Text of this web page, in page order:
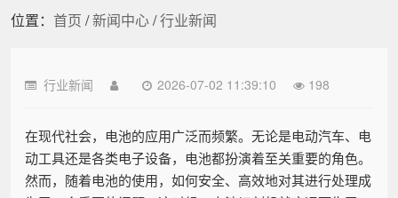
位置： 首页 /新闻中心/行业新闻
行业新闻 2026-07-02 11:39:10 198
在现代社会，电池的应用广泛而频繁。无论是电动汽车、电
动工具还是各类电子设备，电池都扮演着至关重要的角色。
然而，随着电池的使用，如何安全、高效地对其进行处理成